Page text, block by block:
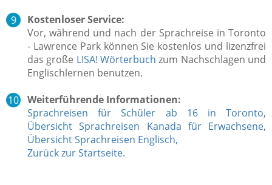
Kostenloser Service:
Vor, während und nach der Sprachreise in Toronto
- Lawrence Park können Sie kostenlos und lizenzfrei
das große LISA! Wörterbuch zum Nachschlagen und
Englischlernen benutzen.
Weiterführende Informationen:
Sprachreisen für Schüler ab 16 in Toronto,
Übersicht Sprachreisen Kanada für Erwachsene,
Übersicht Sprachreisen Englisch,
Zurück zur Startseite.